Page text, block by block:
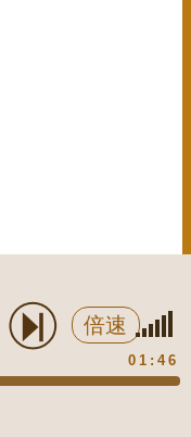
倍速
01:46